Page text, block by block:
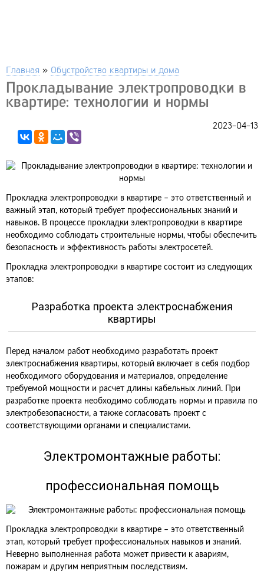
Главная » Обустройство квартиры и дома
Прокладывание электропроводки в
квартире: технологии и нормы
2023-04-13
Прокладка электропроводки в квартире – это ответственный и
важный этап, который требует профессиональных знаний и
навыков. В процессе прокладки электропроводки в квартире
необходимо соблюдать строительные нормы, чтобы обеспечить
безопасность и эффективность работы электросетей.
Прокладка электропроводки в квартире состоит из следующих
этапов:
Разработка проекта электроснабжения
квартиры
Перед началом работ необходимо разработать проект
электроснабжения квартиры, который включает в себя подбор
необходимого оборудования и материалов, определение
требуемой мощности и расчет длины кабельных линий. При
разработке проекта необходимо соблюдать нормы и правила по
электробезопасности, а также согласовать проект с
соответствующими органами и специалистами.
Электромонтажные работы:
профессиональная помощь
Прокладка электропроводки в квартире – это ответственный
этап, который требует профессиональных навыков и знаний.
Неверно выполненная работа может привести к авариям,
пожарам и другим неприятным последствиям.